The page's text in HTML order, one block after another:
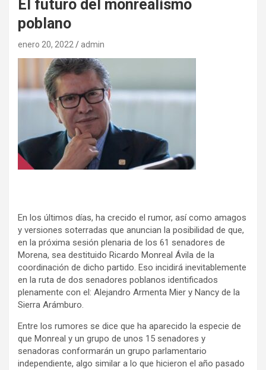
El futuro del monrealismo
poblano
enero 20, 2022 admin
En los últimos días, ha crecido el rumor, así como amagos
y versiones soterradas que anuncian la posibilidad de que,
en la próxima sesión plenaria de los 61 senadores de
Morena, sea destituido Ricardo Monreal Ávila de la
coordinación de dicho partido. Eso incidirá inevitablemente
en la ruta de dos senadores poblanos identificados
plenamente con el: Alejandro Armenta Mier y Nancy de la
Sierra Arámburo.
Entre los rumores se dice que ha aparecido la especie de
que Monreal y un grupo de unos 15 senadores y
senadoras conformarán un grupo parlamentario
independiente, algo similar a lo que hicieron el año pasado